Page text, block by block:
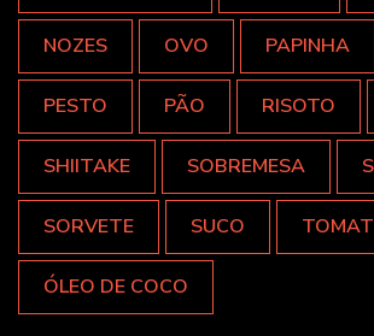
NOZES OVO PAPINHA
PESTO PÃO RISOTO
SHIITAKE SOBREMESA
SORVETE SUCO
ÓLEO DE COCO